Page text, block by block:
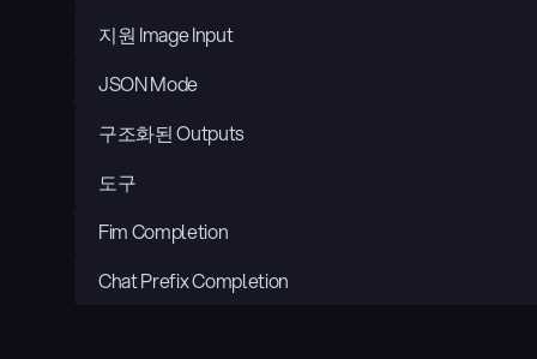
지원 Image Input
JSON Mode
구조화된 Outputs
도구
Fim Completion
Chat Prefix Completion